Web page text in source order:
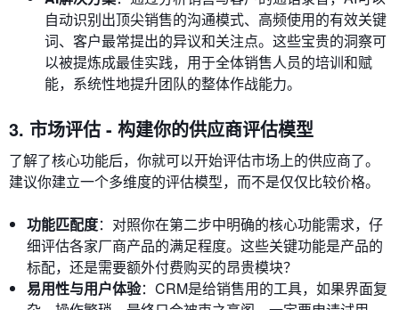
自动识别出顶尖销售的沟通模式、高频使用的有效关键
词、客户最常提出的异议和关注点。这些宝贵的洞察可
以被提炼成最佳实践，用于全体销售人员的培训和赋
能，系统性地提升团队的整体作战能力。
3. 市场评估 - 构建你的供应商评估模型
了解了核心功能后，你就可以开始评估市场上的供应商了。
建议你建立一个多维度的评估模型，而不是仅仅比较价格。
功能匹配度：对照你在第二步中明确的核心功能需求，仔
细评估各家厂商产品的满足程度。这些关键功能是产品的
标配，还是需要额外付费购买的昂贵模块？
易用性与用户体验：CRM是给销售用的工具，如果界面复